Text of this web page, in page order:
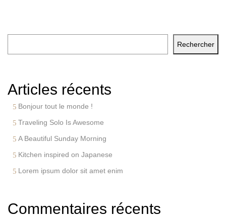
Rechercher
Articles récents
Bonjour tout le monde !
Traveling Solo Is Awesome
A Beautiful Sunday Morning
Kitchen inspired on Japanese
Lorem ipsum dolor sit amet enim
Commentaires récents